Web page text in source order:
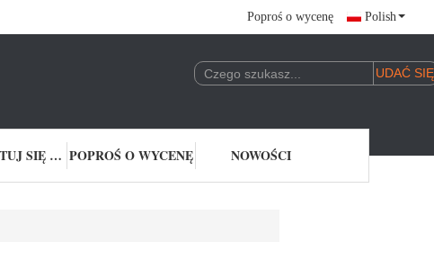
Poproś o wycenę Polish
SKONTAKTUJ SIĘ Z NAMI POPROŚ O WYCENĘ NOWOŚCI